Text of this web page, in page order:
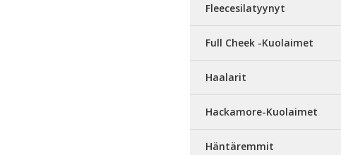
Fleecesilatyynyt
Full Cheek -Kuolaimet
Haalarit
Hackamore-Kuolaimet
Häntäremmit